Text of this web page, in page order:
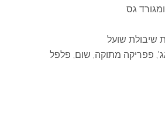
פפריקה מתוקה, שום, פלפל